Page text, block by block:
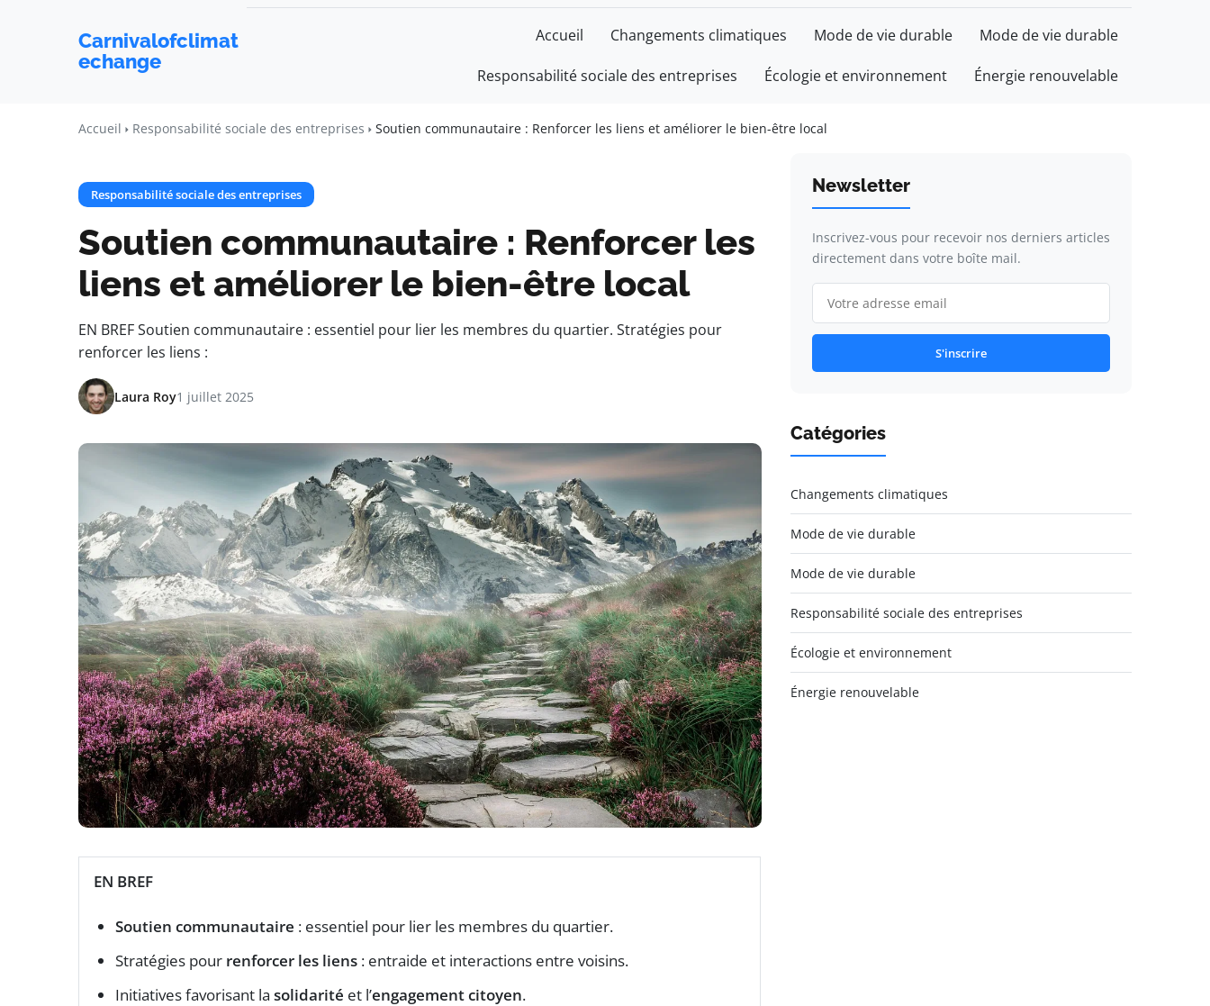
Carnivalofclimat
echange
Accueil Changements climatiques Mode de vie durable Mode de vie durable
Responsabilité sociale des entreprises Écologie et environnement Énergie renouvelable
Accueil Responsabilité sociale des entreprises Soutien communautaire : Renforcer les liens et améliorer le bien-être local
Responsabilité sociale des entreprises
Soutien communautaire : Renforcer les
liens et améliorer le bien-être local
EN BREF Soutien communautaire : essentiel pour lier les membres du quartier. Stratégies pour
renforcer les liens :
Laura Roy1 juillet 2025
EN BREF
Soutien communautaire : essentiel pour lier les membres du quartier.
Stratégies pour renforcer les liens : entraide et interactions entre voisins.
Initiatives favorisant la solidarité et l’engagement citoyen.
Newsletter
Inscrivez-vous pour recevoir nos derniers articles
directement dans votre boîte mail.
S'inscrire
Catégories
Changements climatiques
Mode de vie durable
Mode de vie durable
Responsabilité sociale des entreprises
Écologie et environnement
Énergie renouvelable